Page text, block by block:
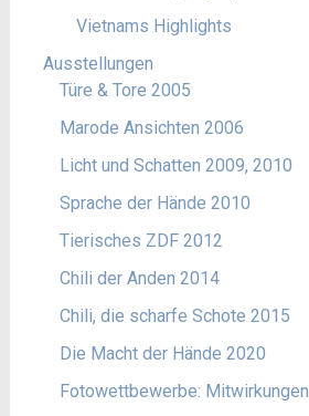
Vietnams Highlights
Ausstellungen
Türe & Tore 2005
Marode Ansichten 2006
Licht und Schatten 2009, 2010
Sprache der Hände 2010
Tierisches ZDF 2012
Chili der Anden 2014
Chili, die scharfe Schote 2015
Die Macht der Hände 2020
Fotowettbewerbe: Mitwirkungen